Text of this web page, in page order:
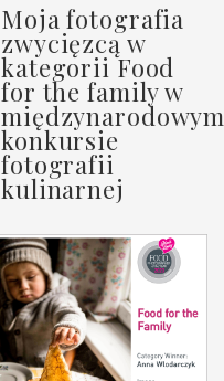
Moja fotografia
zwycięzcą w
kategorii Food
for the family w
międzynarodowym
konkursie
fotografii
kulinarnej